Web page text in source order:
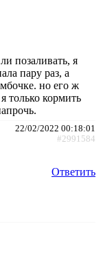
позаливать, я
пару раз, а
но его ж
только кормить
22/02/2022 00:18:01
#2991584
Ответить